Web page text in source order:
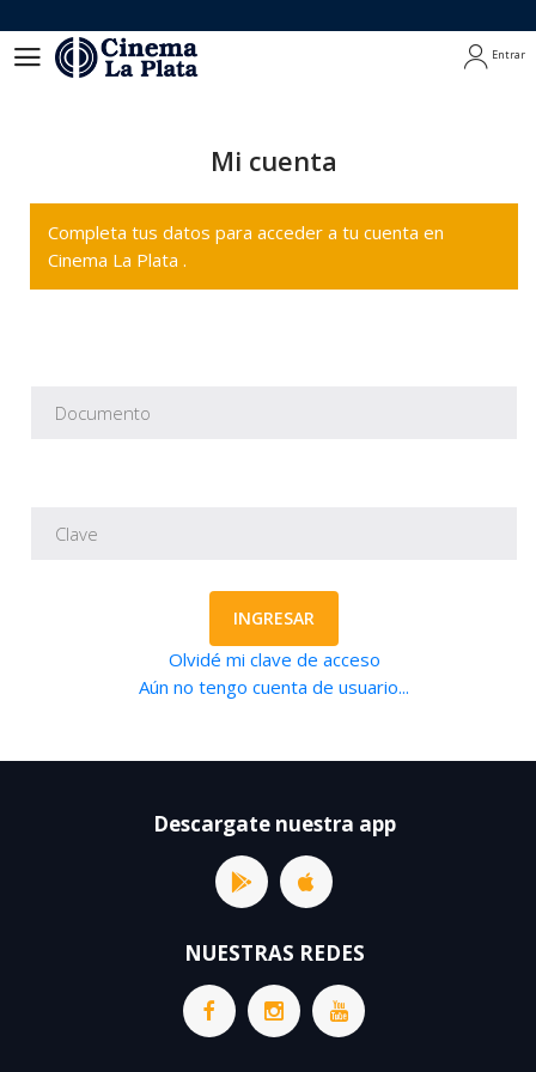
Entrar
Mi cuenta
Completa tus datos para acceder a tu cuenta en
Cinema La Plata .
INGRESAR
Olvidé mi clave de acceso
Aún no tengo cuenta de usuario...
Descargate nuestra app
NUESTRAS REDES